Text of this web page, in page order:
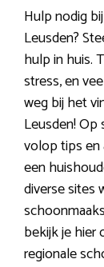
Hulp nodig
Leusden?
hulp in huis.
stress, en
weg bij het
Leusden!
volop tips en
een
diverse sites
bekijk je hier
regionale